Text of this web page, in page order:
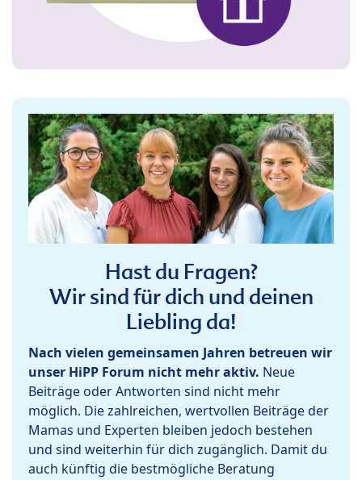
Hast du Fragen?
Wir sind für dich und deinen
Liebling da!
Nach vielen gemeinsamen Jahren betreuen wir
unser HiPP Forum nicht mehr aktiv. Neue
Beiträge oder Antworten sind nicht mehr
möglich. Die zahlreichen, wertvollen Beiträge der
Mamas und Experten bleiben jedoch bestehen
und sind weiterhin für dich zugänglich. Damit du
auch künftig die bestmögliche Beratung